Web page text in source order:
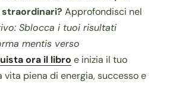
Approfondisci nel
Sblocca i tuoi risultati
mentis verso
ora il libro e inizia il tuo
vita piena di energia, successo e